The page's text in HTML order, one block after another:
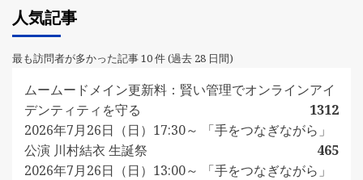
人気記事
最も訪問者が多かった記事 10 件 (過去 28 日間)
ムームードメイン更新料：賢い管理でオンラインアイ
デンティティを守る
1312
2026年7月26日（日）17:30～ 「手をつなぎながら」
公演 川村結衣 生誕祭
465
2026年7月26日（日）13:00～ 「手をつなぎながら」